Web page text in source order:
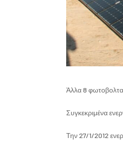
Άλλα 8
Συγκεκριμένα
Την 27/1/2012